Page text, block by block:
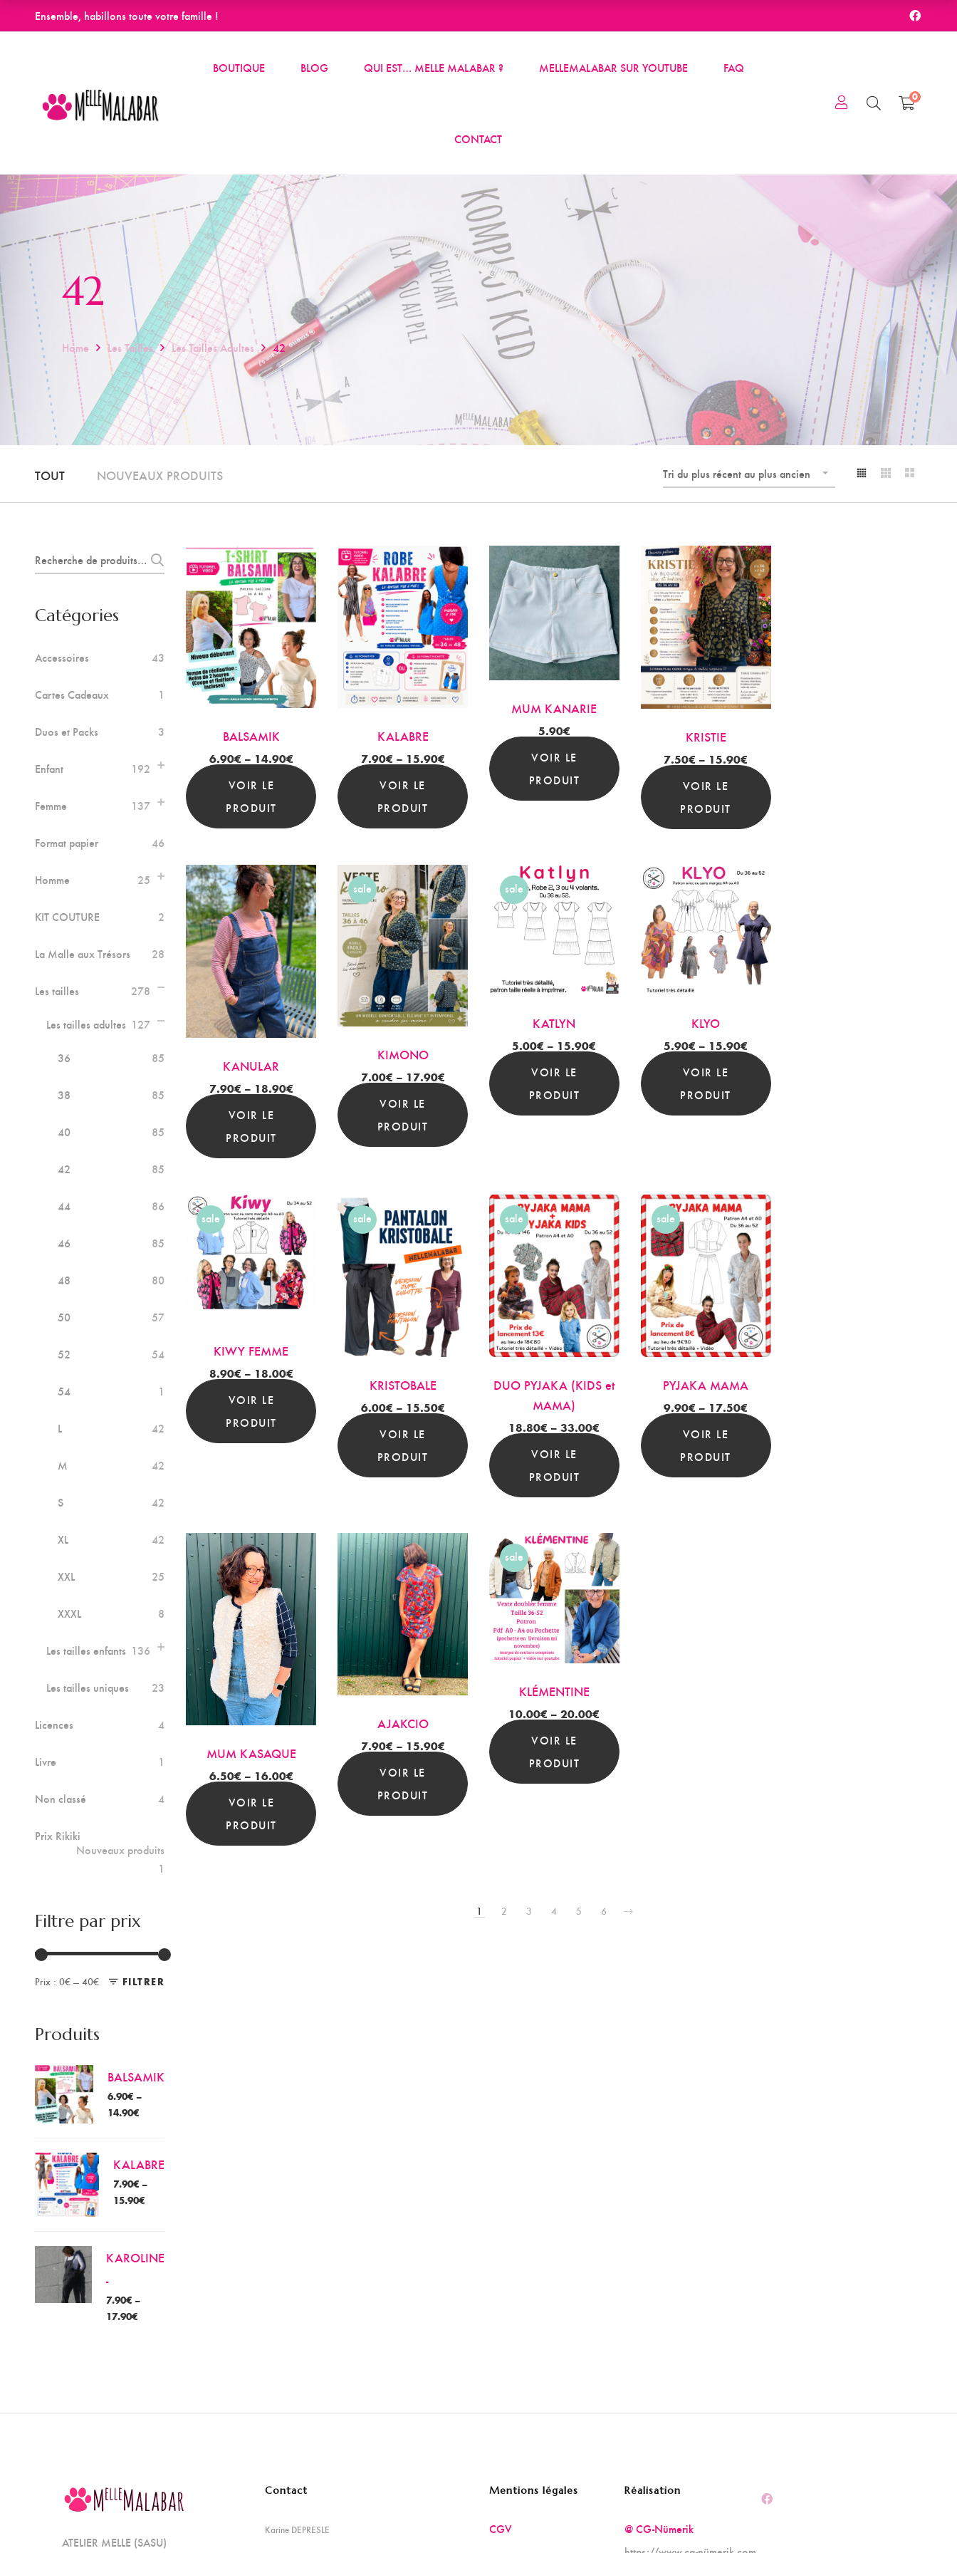
Ensemble, habillons toute votre famille !
BOUTIQUE BLOG QUI EST… MELLE MALABAR ? MELLEMALABAR SUR YOUTUBE FAQ
CONTACT
0
42
Home Les Tailles Les Tailles Adultes 42
TOUT NOUVEAUX PRODUITS Tri du plus récent au plus ancien
BALSAMIK
6.90€ – 14.90€
VOIR LE
PRODUIT
KALABRE
7.90€ – 15.90€
VOIR LE
PRODUIT
MUM KANARIE
5.90€
VOIR LE
PRODUIT
KRISTIE
7.50€ – 15.90€
VOIR LE
PRODUIT
KANULAR
7.90€ – 18.90€
VOIR LE
PRODUIT
sale
KIMONO
7.00€ – 17.90€
VOIR LE
PRODUIT
sale
KATLYN
5.00€ – 15.90€
VOIR LE
PRODUIT
KLYO
5.90€ – 15.90€
VOIR LE
PRODUIT
sale
KIWY FEMME
8.90€ – 18.00€
VOIR LE
PRODUIT
sale
KRISTOBALE
6.00€ – 15.50€
VOIR LE
PRODUIT
sale
DUO PYJAKA (KIDS et
MAMA)
18.80€ –33.00€
VOIR LE
PRODUIT
sale
PYJAKA MAMA
9.90€ – 17.50€
VOIR LE
PRODUIT
MUM KASAQUE
6.50€ – 16.00€
VOIR LE
PRODUIT
AJAKCIO
7.90€ – 15.90€
VOIR LE
PRODUIT
sale
KLÉMENTINE
10.00€ –20.00€
VOIR LE
PRODUIT
1 2 3 4 5 6
Recherche
pour :
Catégories
Accessoires 43
Cartes Cadeaux 1
Duos et Packs 3
Enfant 192
Femme 137
Format papier 46
Homme 25
KIT COUTURE 2
La Malle aux Trésors 28
Les tailles 278
Les tailles adultes 127
36 85
38 85
40 85
42 85
44 86
46 85
48 80
50 57
52 54
54 1
L 42
M 42
S 42
XL 42
XXL 25
XXXL 8
Les tailles enfants 136
Les tailles uniques 23
Licences 4
Livre 1
Non classé 4
Prix Rikiki
Nouveaux produits
1
Filtre par prix
FILTRER
Prix : 0€— 40€
Produits
BALSAMIK
6.90€–
14.90€
KALABRE
7.90€–
15.90€
KAROLINE
-
7.90€–
17.90€
ATELIER MELLE (SASU)
Contact
Karine DEPRESLE
Mentions légales
CGV
Réalisation
@ CG-Nümerik